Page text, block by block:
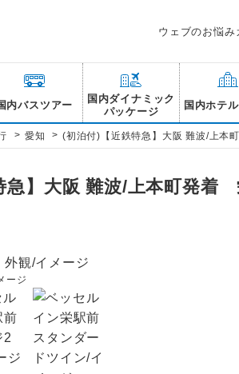
ウェブのお悩み
内バスツアー
国内ダイナミック
パッケージ
国内ホテ
> 愛知 > (初泊付)【近鉄特急】大阪 難波/上本
急】大阪 難波/上本町発着
ージ